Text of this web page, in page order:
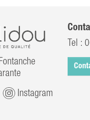
Instagram
Tel :